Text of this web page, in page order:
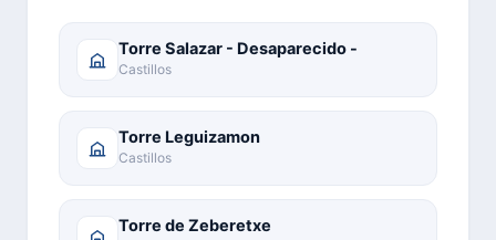
Torre Salazar - Desaparecido -
Castillos
Torre Leguizamon
Castillos
Torre de Zeberetxe